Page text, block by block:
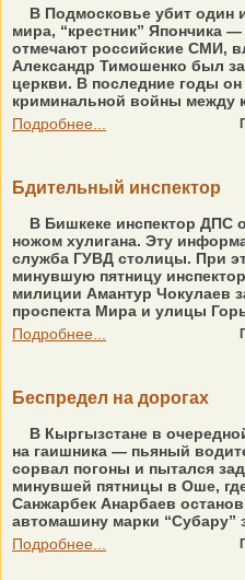
В Подмосковье убит один
мира, “крестник” Япончика
отмечают российские СМИ,
Александр Тимошенко был
церкви. В последние годы
криминальной войны между
Подробнее...
Бдительный инспектор
В Бишкеке инспектор ДПС
ножом хулигана. Эту
служба ГУВД столицы. При
минувшую пятницу
милиции Амантур Чокулаев
проспекта Мира и улицы
Подробнее...
Беспредел на дорогах
В Кыргызстане в
на гаишника — пьяный
сорвал погоны и пытался
минувшей пятницы в Оше,
Санжарбек Анарбаев
автомашину марки “Субару”
Подробнее...